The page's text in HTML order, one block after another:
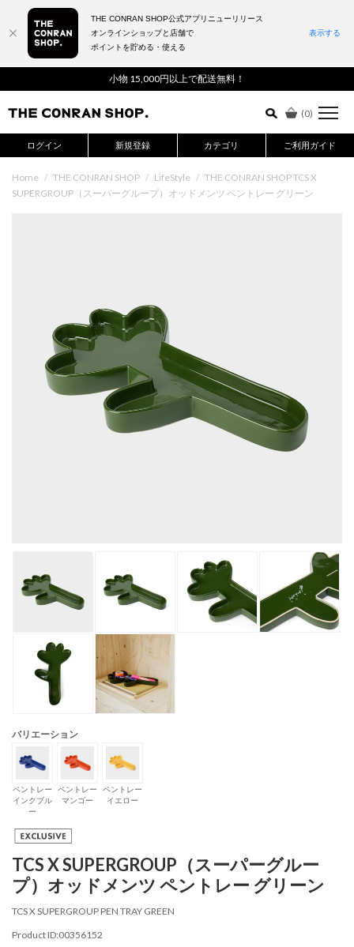
小物 15,000円以上で配送無料！
(0)
ログイン 新規登録 カテゴリ ご利用ガイド
詳細検索はこちら
Home / THE CONRAN SHOP / LifeStyle / THE CONRAN SHOP TCS X
SUPERGROUP（スーパーグループ）オッドメンツ ペントレー グリーン
バリエーション
ペントレー
インクブル
ー
ペントレー
マンゴー
ペントレー
イエロー
TCS X SUPERGROUP（スーパーグルー
プ）オッドメンツ ペントレー グリーン
TCS X SUPERGROUP PEN TRAY GREEN
Product ID:00356152
THE CONRAN SHOP公式アプリニューリリース
オンラインショップと店舗で
ポイントを貯める・使える
表示する